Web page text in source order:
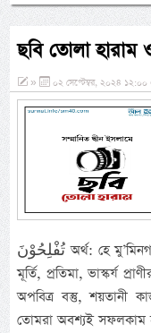
ছবি তোলা হারাম
» ০২ সেপ্টেম্বর, ২০২৪
تُفْلِحُوْنَ অর্থ: হে মু’মিনগণ! নিশ্চয়ই মদ, জুয়া, বেদী, মূর্তি পূজা (অর্থাৎ
মূর্তি, প্রতিমা, ভাস্কর্য
অপবিত্র বস্তু, শয়তানী
তোমরা অবশ্যই সফলকাম